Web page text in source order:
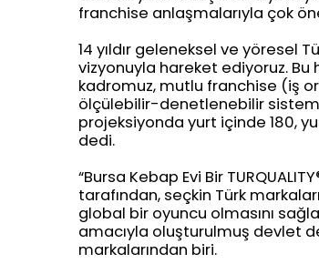
franchise anlaşmalarıyla çok
14 yıldır geleneksel ve yöresel
vizyonuyla hareket ediyoruz.
kadromuz, mutlu franchise (iş
ölçülebilir-denetlenebilir
projeksiyonda yurt içinde 180,
dedi.
“Bursa Kebap Evi Bir
tarafından, seçkin Türk
global bir oyuncu olmasını
amacıyla oluşturulmuş devlet
markalarından biri.